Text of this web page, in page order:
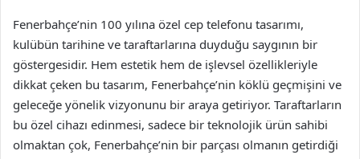
Fenerbahçe’nin 100 yılına özel cep telefonu tasarımı,
kulübün tarihine ve taraftarlarına duyduğu saygının bir
göstergesidir. Hem estetik hem de işlevsel özellikleriyle
dikkat çeken bu tasarım, Fenerbahçe’nin köklü geçmişini ve
geleceğe yönelik vizyonunu bir araya getiriyor. Taraftarların
bu özel cihazı edinmesi, sadece bir teknolojik ürün sahibi
olmaktan çok, Fenerbahçe’nin bir parçası olmanın getirdiği